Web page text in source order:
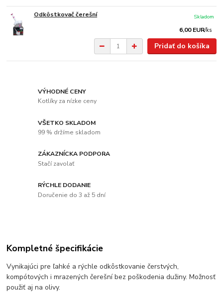
Odkôstkovač čerešní
6,00 EUR/ks
Skladom
Pridať do košíka
VÝHODNÉ CENY
Kotlíky za nízke ceny
VŠETKO SKLADOM
99 % držíme skladom
ZÁKAZNÍCKA PODPORA
Stačí zavolať
RÝCHLE DODANIE
Doručenie do 3 až 5 dní
Kompletné špecifikácie
Vynikajúci pre ľahké a rýchle odkôstkovanie čerstvých,
kompótových i mrazených čerešní bez poškodenia dužiny. Možnosť
použiť aj na olivy.